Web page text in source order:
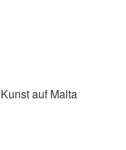
auf Malta